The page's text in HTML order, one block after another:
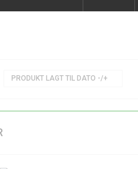
PRODUKT LAGT TIL DATO -/+